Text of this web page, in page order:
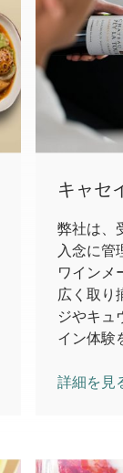
キャセ
弊社は、
入念に管
ワインメ
広く取り
ジやキュ
イン体験
詳細を見